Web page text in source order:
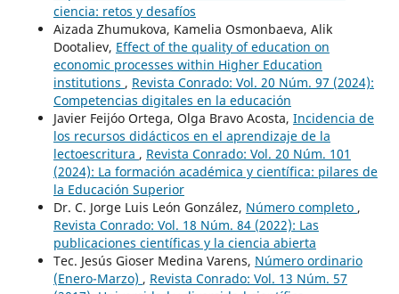
ciencia: retos y desafíos
Aizada Zhumukova, Kamelia Osmonbaeva, Alik
Dootaliev, Effect of the quality of education on
economic processes within Higher Education
institutions , Revista Conrado: Vol. 20 Núm. 97 (2024):
Competencias digitales en la educación
Javier Feijóo Ortega, Olga Bravo Acosta, Incidencia de
los recursos didácticos en el aprendizaje de la
lectoescritura , Revista Conrado: Vol. 20 Núm. 101
(2024): La formación académica y científica: pilares de
la Educación Superior
Dr. C. Jorge Luis León González, Número completo ,
Revista Conrado: Vol. 18 Núm. 84 (2022): Las
publicaciones científicas y la ciencia abierta
Tec. Jesús Gioser Medina Varens, Número ordinario
(Enero-Marzo) , Revista Conrado: Vol. 13 Núm. 57